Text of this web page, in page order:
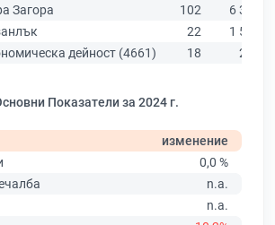
Загора
102
6 394
22
1 531
дейност (4661)
18 232
Показатели за 2024 г.
изменение
0,0 %
n.a.
n.a.